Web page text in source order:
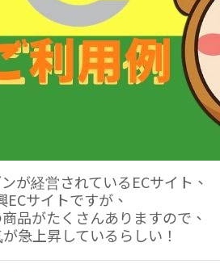
が経営されているECサイト、
ECサイトですが、
品がたくさんありますので、
急上昇しているらしい！